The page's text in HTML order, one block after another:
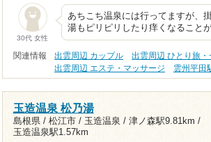
30代 女性
あちこち温泉には行ってますが、
湯もピリピリしたり痒くなること
関連情報 出雲周辺 カップル 出雲周辺 ひとり旅・
出雲周辺 エステ・マッサージ
雲州平田
玉造温泉 松乃湯
島根県 / 松江市 / 玉造温泉 / 津ノ森駅9.81km /
玉造温泉駅1.57km